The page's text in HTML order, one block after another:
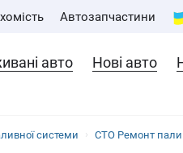
Автозапчастини
авто Нові авто
системи СТО Ремонт